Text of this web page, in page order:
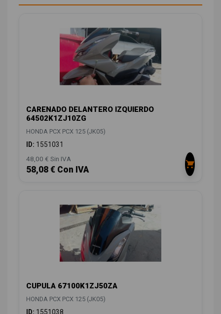
CARENADO DELANTERO IZQUIERDO
64502K1ZJ10ZG
HONDA PCX PCX 125 (JK05)
ID: 1551031
48,00 € Sin IVA
58,08 € Con IVA
CUPULA 67100K1ZJ50ZA
HONDA PCX PCX 125 (JK05)
ID: 1551038